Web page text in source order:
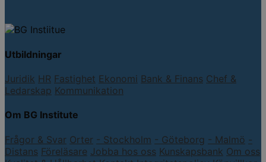
Utbildningar
Juridik HR Fastighet Ekonomi Bank & Finans Chef &
Ledarskap Kommunikation
Om BG Institute
Frågor & Svar Orter - Stockholm - Göteborg - Malmö -
Distans Föreläsare Jobba hos oss Kunskapsbank Om oss